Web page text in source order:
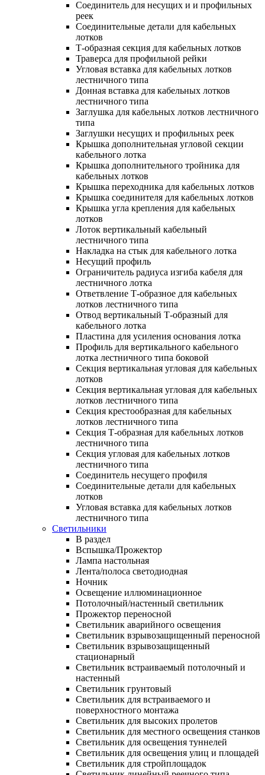
Соединитель для несущих и и профильных
реек
Соединительные детали для кабельных
лотков
Т-образная секция для кабельных лотков
Траверса для профильной рейки
Угловая вставка для кабельных лотков
лестничного типа
Донная вставка для кабельных лотков
лестничного типа
Заглушка для кабельных лотков лестничного
типа
Заглушки несущих и профильных реек
Крышка дополнительная угловой секции
кабельного лотка
Крышка дополнительного тройника для
кабельных лотков
Крышка переходника для кабельных лотков
Крышка соединителя для кабельных лотков
Крышка угла крепления для кабельных
лотков
Лоток вертикальный кабельный
лестничного типа
Накладка на стык для кабельного лотка
Несущий профиль
Ограничитель радиуса изгиба кабеля для
лестничного лотка
Ответвление Т-образное для кабельных
лотков лестничного типа
Отвод вертикальный Т-образный для
кабельного лотка
Пластина для усиления основания лотка
Профиль для вертикального кабельного
лотка лестничного типа боковой
Секция вертикальная угловая для кабельных
лотков
Секция вертикальная угловая для кабельных
лотков лестничного типа
Секция крестообразная для кабельных
лотков лестничного типа
Секция Т-образная для кабельных лотков
лестничного типа
Секция угловая для кабельных лотков
лестничного типа
Соединитель несущего профиля
Соединительные детали для кабельных
лотков
Угловая вставка для кабельных лотков
лестничного типа
Светильники
В раздел
Вспышка/Прожектор
Лампа настольная
Лента/полоса светодиодная
Ночник
Освещение иллюминационное
Потолочный/настенный светильник
Прожектор переносной
Светильник аварийного освещения
Светильник взрывозащищенный переносной
Светильник взрывозащищенный
стационарный
Светильник встраиваемый потолочный и
настенный
Светильник грунтовый
Светильник для встраиваемого и
поверхностного монтажа
Светильник для высоких пролетов
Светильник для местного освещения станков
Светильник для освещения туннелей
Светильник для освещения улиц и площадей
Светильник для стройплощадок